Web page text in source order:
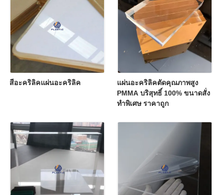
สีอะคริลิคแผ่นอะคริลิค
แผ่นอะคริลิคตัดคุณภาพสูง
PMMA บริสุทธิ์ 100% ขนาดสั่ง
ทำพิเศษ ราคาถูก